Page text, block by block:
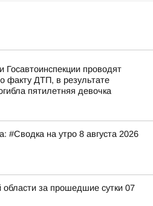
Госавтоинспекции проводят
факту ДТП, в результате
пятилетняя девочка
#Сводка на утро 8 августа 2026
области за прошедшие сутки 07